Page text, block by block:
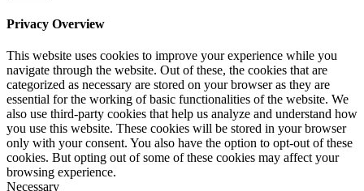
Privacy Overview
This website uses cookies to improve your experience while you
navigate through the website. Out of these, the cookies that are
categorized as necessary are stored on your browser as they are
essential for the working of basic functionalities of the website. We
also use third-party cookies that help us analyze and understand how
you use this website. These cookies will be stored in your browser
only with your consent. You also have the option to opt-out of these
cookies. But opting out of some of these cookies may affect your
browsing experience.
Necessary